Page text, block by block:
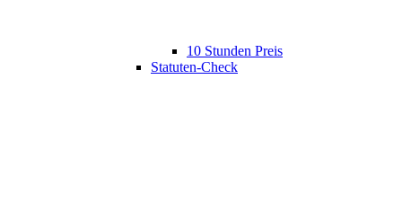
10 Stunden Preis
Statuten-Check